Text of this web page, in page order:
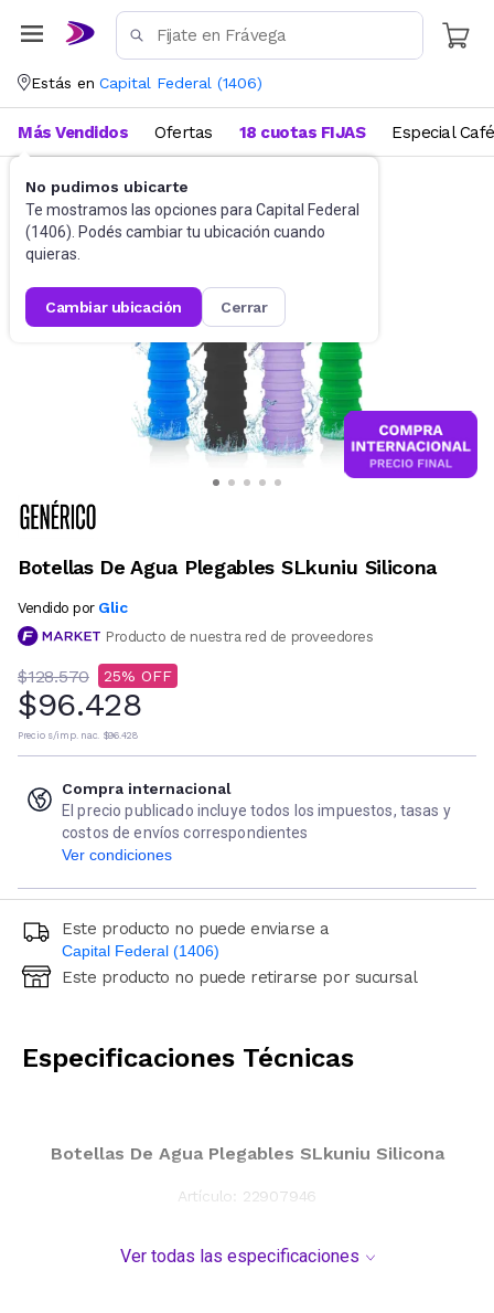
Estás en Capital Federal (1406)
No pudimos ubicarte
Te mostramos las opciones para Capital Federal
(1406). Podés cambiar tu ubicación cuando
quieras.
cambiar ubicación cerrar
Más Vendidos Ofertas 18 cuotas FIJAS Especial Café
Funcional, pilates y yoga
Botellas De Agua Plegables SLkuniu Silicona
Vendido por Glic
Producto de nuestra red de proveedores
$128.570 25
$96.428
Precio s/imp. nac. $96.428
Compra internacional
El precio publicado incluye todos los impuestos, tasas y
costos de envíos correspondientes
Ver condiciones
Este producto no puede enviarse a
Capital Federal (1406)
Ingresá código postal (sólo números)
Este producto no puede retirarse por sucursal
Especificaciones Técnicas
Botellas De Agua Plegables SLkuniu Silicona
Artículo: 22907946
Ver todas las especificaciones